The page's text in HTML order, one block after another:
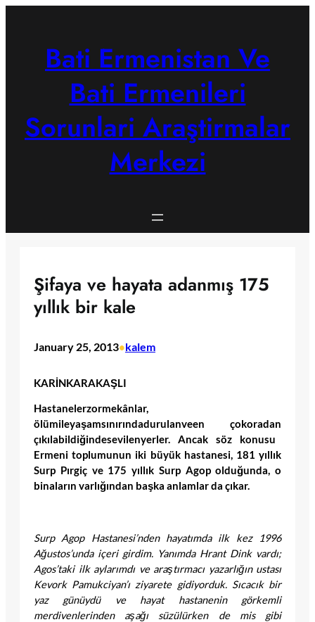
Bati Ermenistan Ve
Bati Ermenileri
Sorunlari Araştirmalar
Merkezi
Şifaya ve hayata adanmış 175
yıllık bir kale
January 25, 2013•kalem
KARİNKARAKAŞLI
Hastanelerzormekânlar,
ölümileyaşamsınırındadurulanveen çokoradan
çıkılabildiğindesevilenyerler. Ancak söz konusu
Ermeni toplumunun iki büyük hastanesi, 181 yıllık
Surp Pırgiç ve 175 yıllık Surp Agop olduğunda, o
binaların varlığından başka anlamlar da çıkar.
Surp Agop Hastanesi’nden hayatımda ilk kez 1996
Ağustos’unda içeri girdim. Yanımda Hrant Dink vardı;
Agos’taki ilk aylarımdı ve araştırmacı yazarlığın ustası
Kevork Pamukciyan’ı ziyarete gidiyorduk. Sıcacık bir
yaz günüydü ve hayat hastanenin görkemli
merdivenlerinden aşağı süzülürken de mis gibi